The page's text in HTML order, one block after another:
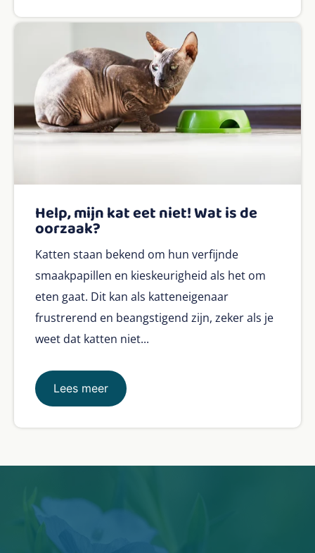
Help, mijn kat eet niet! Wat is de
oorzaak?
Katten staan bekend om hun verfijnde
smaakpapillen en kieskeurigheid als het om
eten gaat. Dit kan als katteneigenaar
frustrerend en beangstigend zijn, zeker als je
weet dat katten niet...
Lees meer